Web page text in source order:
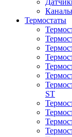
Термостаты
ST